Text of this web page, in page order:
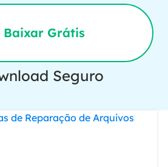
Baixar Grátis
Seguro
de Reparação de Arquivos